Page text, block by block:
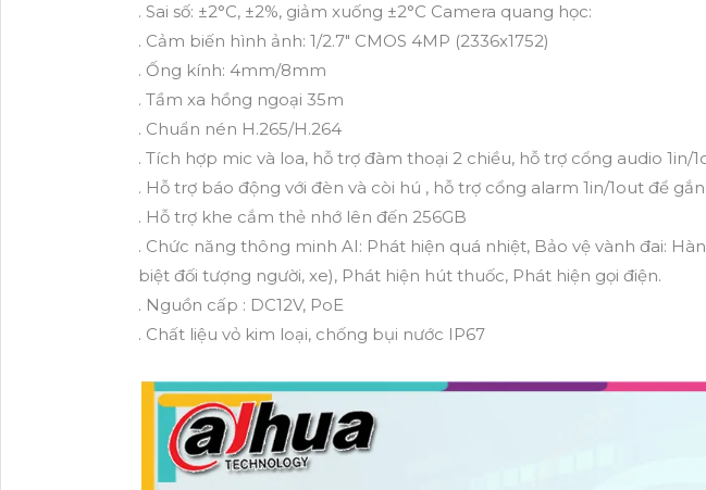
. Sai số: ±2°C, ±2%, giảm xuống ±2°C Camera quang học:
. Cảm biến hình ảnh: 1/2.7" CMOS 4MP (2336x1752)
. Ống kính: 4mm/8mm
. Tầm xa hồng ngoại 35m
. Chuẩn nén H.265/H.264
. Tích hợp mic và loa, hỗ trợ đàm thoại 2 chiều, hỗ trợ cổng audio 1in/
. Hỗ trợ báo động với đèn và còi hú , hỗ trợ cổng alarm 1in/1out để
. Hỗ trợ khe cắm thẻ nhớ lên đến 256GB
. Chức năng thông minh AI: Phát hiện quá nhiệt, Bảo vệ vành đai:
biệt đối tượng người, xe), Phát hiện hút thuốc, Phát hiện gọi điện.
. Nguồn cấp : DC12V, PoE
. Chất liệu vỏ kim loại, chống bụi nước IP67